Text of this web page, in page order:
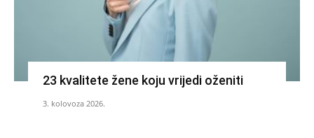
23 kvalitete žene koju vrijedi oženiti
3. kolovoza 2026.